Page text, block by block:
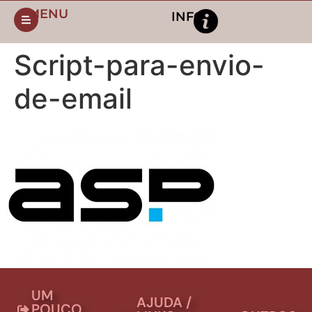
MENU INFO
Script-para-envio-
de-email
UM AJUDA /